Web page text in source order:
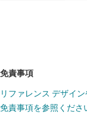
免責事項
リファレンス デザイ
免責事項を参照くださ